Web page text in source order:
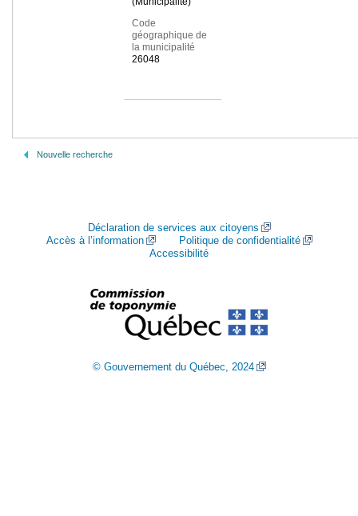
Code
géographique de
la municipalité
26048
Nouvelle recherche
Déclaration de services aux citoyens
Accès à l’information
Politique de confidentialité
Accessibilité
© Gouvernement du Québec, 2024